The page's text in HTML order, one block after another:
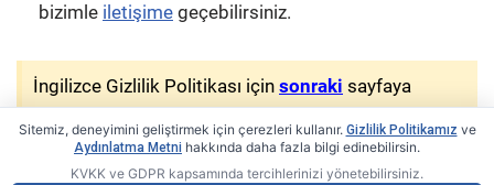
bizimle iletişime geçebilirsiniz.
İngilizce Gizlilik Politikası için sonraki sayfaya
to thenextpage
Sitemiz, deneyimini geliştirmek için çerezleri kullanır. Gizlilik Politikamız ve
Aydınlatma Metni hakkında daha fazla bilgi edinebilirsin.
KVKK ve GDPR kapsamında tercihlerinizi yönetebilirsiniz.